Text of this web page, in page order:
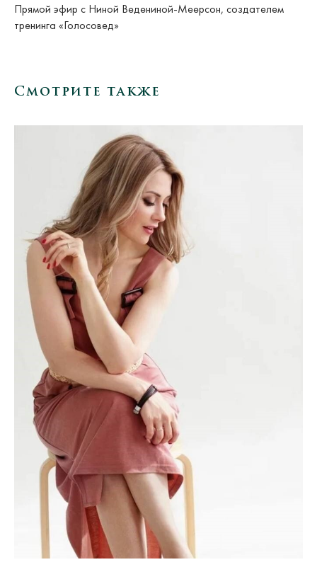
Прямой эфир с Ниной Ведениной-Меерсон, создателем
тренинга «Голосовед»
Смотрите также